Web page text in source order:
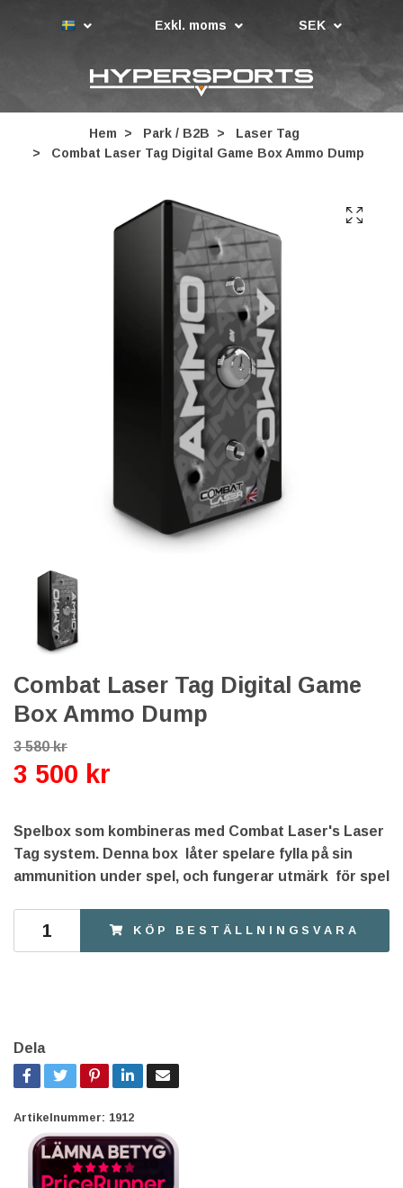
Exkl. moms SEK
Hem Park / B2B
Laser Tag
Combat Laser Tag Digital Game Box Ammo Dump
Combat Laser Tag Digital Game
Box Ammo Dump
3 580 kr
3 500 kr
Spelbox som kombineras med Combat Laser's Laser
Tag system. Denna box låter spelare fylla på sin
ammunition under spel, och fungerar utmärk för spel
KÖP BESTÄLLNINGSVARA
Dela
Artikelnummer: 1912